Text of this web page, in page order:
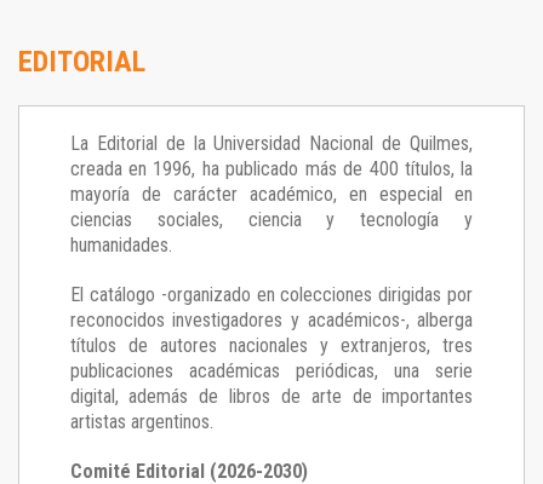
EDITORIAL
La Editorial de la Universidad Nacional de Quilmes,
creada en 1996, ha publicado más de 400 títulos, la
mayoría de carácter académico, en especial en
ciencias sociales, ciencia y tecnología y
humanidades.
El catálogo -organizado en colecciones dirigidas por
reconocidos investigadores y académicos-, alberga
títulos de autores nacionales y extranjeros, tres
publicaciones académicas periódicas, una serie
digital, además de libros de arte de importantes
artistas argentinos.
Comité Editorial (2026-2030)